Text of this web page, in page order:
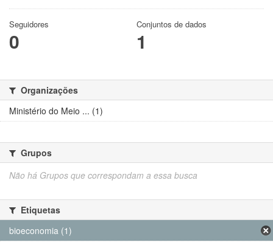
Seguidores
0
Conjuntos de dados
1
Organizações
Ministério do Meio ... (1)
Grupos
Não há Grupos que correspondam a essa busca
Etiquetas
bioeconomia (1)